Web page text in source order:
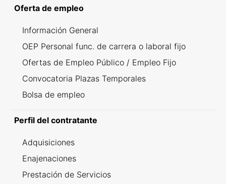
Oferta de empleo
Información General
OEP Personal func. de carrera o laboral fijo
Ofertas de Empleo Público / Empleo Fijo
Convocatoria Plazas Temporales
Bolsa de empleo
Perfil del contratante
Adquisiciones
Enajenaciones
Prestación de Servicios